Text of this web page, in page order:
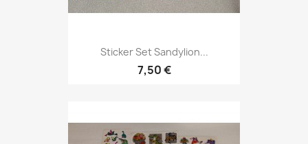
Sticker Set Sandylion...
7,50 €